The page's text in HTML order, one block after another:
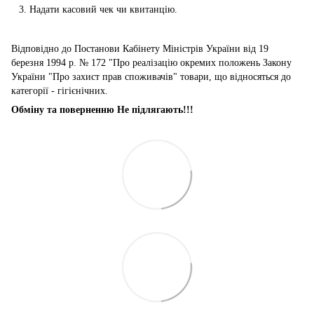
Надати касовий чек чи квитанцію.
Відповідно до Постанови Кабінету Міністрів України від 19
березня 1994 р. № 172 "Про реалізацію окремих положень Закону
України "Про захист прав споживачів" товари, що відносяться до
категорії - гігієнічних.
Обміну та поверненню Не підлягають!!!